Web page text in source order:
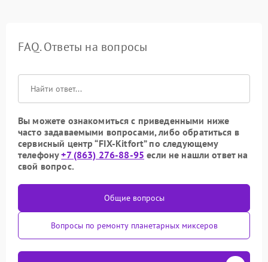
FAQ. Ответы на вопросы
Вы можете ознакомиться с приведенными ниже
часто задаваемыми вопросами, либо обратиться в
сервисный центр “FIX-Kitfort” по следующему
телефону+7 (863) 276-88-95 если не нашли ответ на
свой вопрос.
Общие вопросы
Вопросы по ремонту планетарных миксеров